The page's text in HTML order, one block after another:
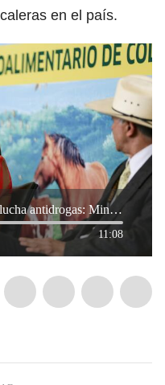
en el país.
Rompe paradigmas en la lucha antidrogas: MinAgricultura sobre fertilizante a base de coca
11:08